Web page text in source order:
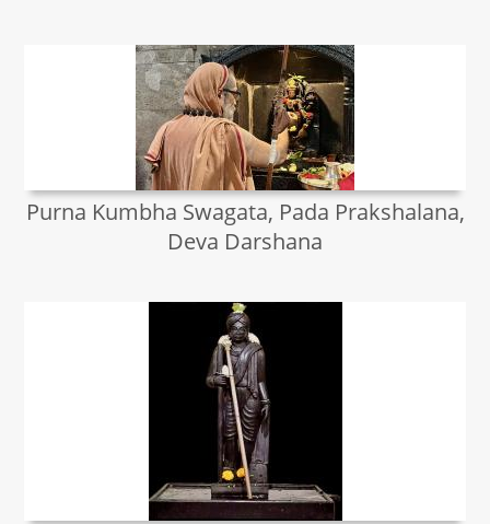
Purna Kumbha Swagata, Pada Prakshalana,
Deva Darshana